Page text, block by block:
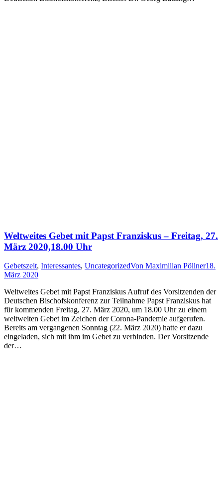
Weltweites Gebet mit Papst Franziskus – Freitag, 27.
März 2020,18.00 Uhr
Gebetszeit, Interessantes, UncategorizedVon Maximilian Pöllner18.
März 2020
Weltweites Gebet mit Papst Franziskus Aufruf des Vorsitzenden der
Deutschen Bischofskonferenz zur Teilnahme Papst Franziskus hat
für kommenden Freitag, 27. März 2020, um 18.00 Uhr zu einem
weltweiten Gebet im Zeichen der Corona-Pandemie aufgerufen.
Bereits am vergangenen Sonntag (22. März 2020) hatte er dazu
eingeladen, sich mit ihm im Gebet zu verbinden. Der Vorsitzende
der…